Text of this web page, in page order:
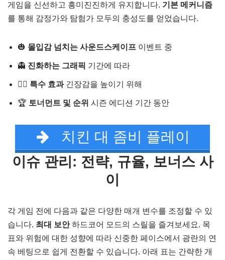
게임을 신선하고 흥미진진하게 유지합니다. 기본 메커니즘
를 통해 감정가와 탐험가 모두의 충성도를 얻었습니다.
🎃 몰입감 넘치는 사운드스케이프 이벤트 중
👻 진화하는 그래픽 기간에 따라
🧟‍♂️ 특수 효과긴장감을 높이기 위해
🏆 토너먼트 및 순위 시즌 에디션 기간 동안
치킨 대 좀비 플레이
이슈 관리: 전략, 규율, 보너스 사
이
각 게임 전에 다음과 같은 다양한 매개 변수를 조정할 수 있
습니다. 최대 보안하드코어 모드의 스릴을 즐겨보세요. 목
표와 위험에 대한 성향에 따라 신중한 페이스에서 광란의 연
속 베팅으로 쉽게 전환할 수 있습니다. 아래 표는 간략한 개